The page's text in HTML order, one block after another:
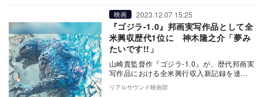
映画 2023.12.07 15:25
『ゴジラ-1.0』邦画実写作品として全
米興収歴代1位に 神木隆之介「夢み
たいです!!」
山崎貴監督作『ゴジラ-1.0』が、歴代邦画実
写作品における全米興行収入新記録を達成
した。 11月3日の“ゴジラの日”に公開さ…
リアルサウンド映画部